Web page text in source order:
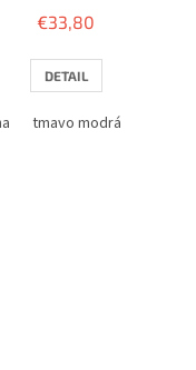
€33,80
DETAIL
tmavo modrá